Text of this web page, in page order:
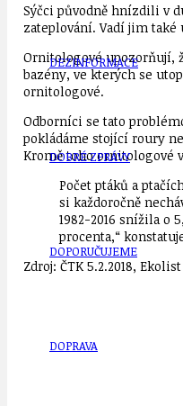
DEZINFORMACE
DOBRÉ ZPRÁVY
DOPORUČUJEME
DOPRAVA
Sýčci původně hnízdili v
zateplování. Vadí jim
Ornitologové upozorňují,
bazény, ve kterých se
ornitologové.
Odborníci se tato
pokládáme stojící roury
Kromě toho ornitologové
Počet ptáků a
si každoročně
1982-2016 snížila o
procenta,“
Zdroj: ČTK 5.2.2018, Ekolist